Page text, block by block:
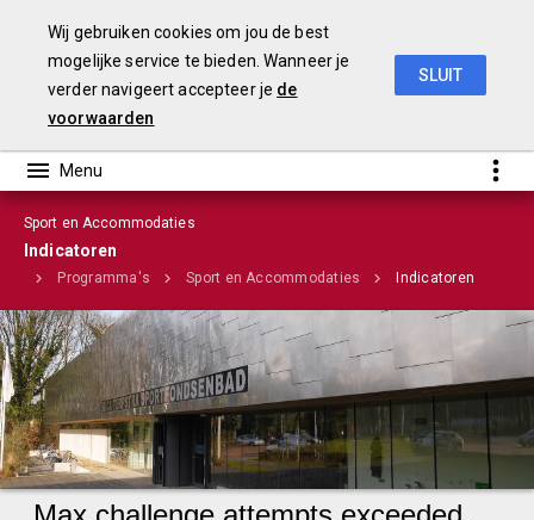
Infographic
Sport en Accommodaties
Indicatoren
Programma's Sport en Accommodaties Indicatoren
Wij gebruiken cookies om jou de best
mogelijke service te bieden. Wanneer je
verder navigeert accepteer je de
voorwaarden
SLUIT